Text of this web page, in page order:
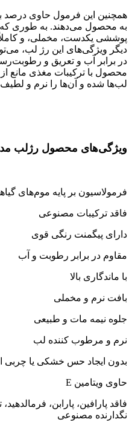
همچنین این فرمول حاوی درصد
به محصول می‌دهند. به طوری
پوششی یکدست، مخملی، و
دیگر ویژگی‌های این رژ لب،
در برابر آب و تعریق و
محصول با ترکیبات مغذی مانع
لب‌ها شده و آن‌ها را نرم و
ویژگی‌های محصول رژلب
فرمولاسیون بر پایه موم‌های
فاقد ترکیبات مصنوعی
دارای پیگمنت رنگی قوی
مقاوم در برابر رطوبت و آب
با ماندگاری بالا
بافت نرم و مخملی
جلوه نیمه مات و طبیعی
نرم و مرطوب کننده لب
بدون ایجاد حس خشکی یا چربی
حاوی ویتامین E
فاقد پارافین، پارابن،
نگدارنده مصنوعی